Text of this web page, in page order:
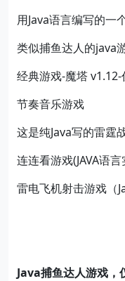
用Java语言编写的一
类似捕鱼达人的java
经典游戏-魔塔 v1.12-
节奏音乐游戏
这是纯Java写的雷霆
连连看游戏(JAVA语
雷电飞机射击游戏（
Java捕鱼达人游戏，